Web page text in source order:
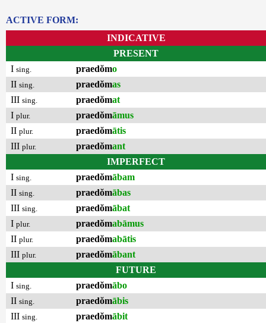
ACTIVE FORM:
INDICATIVE
PRESENT
I sing. praedŏmo
II sing. praedŏmas
III sing. praedŏmat
I plur. praedŏmāmus
II plur. praedŏmātis
III plur. praedŏmant
IMPERFECT
I sing. praedŏmābam
II sing. praedŏmābas
III sing. praedŏmābat
I plur. praedŏmabāmus
II plur. praedŏmabātis
III plur. praedŏmābant
FUTURE
I sing. praedŏmābo
II sing. praedŏmābis
III sing. praedŏmābit